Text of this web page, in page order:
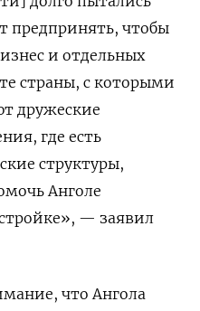
предпринять, чтобы
и отдельных
страны, с которыми
дружеские
где есть
структуры,
Анголе
— заявил
что Ангола